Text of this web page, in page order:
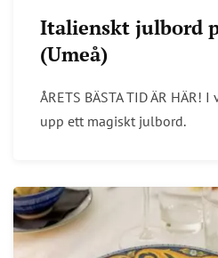
Italienskt julbord
(Umeå)
ÅRETS BÄSTA TID ÄR HÄR!
upp ett magiskt julbord.